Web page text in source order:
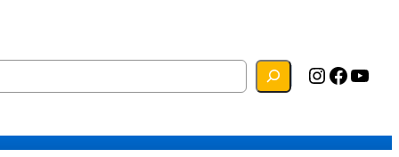
Instagram Facebook YouTube